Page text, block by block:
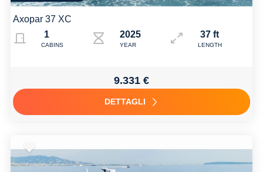
Axopar 37 XC
1
CABINS
2025
YEAR
37 ft
LENGTH
9.331 €
DETTAGLI